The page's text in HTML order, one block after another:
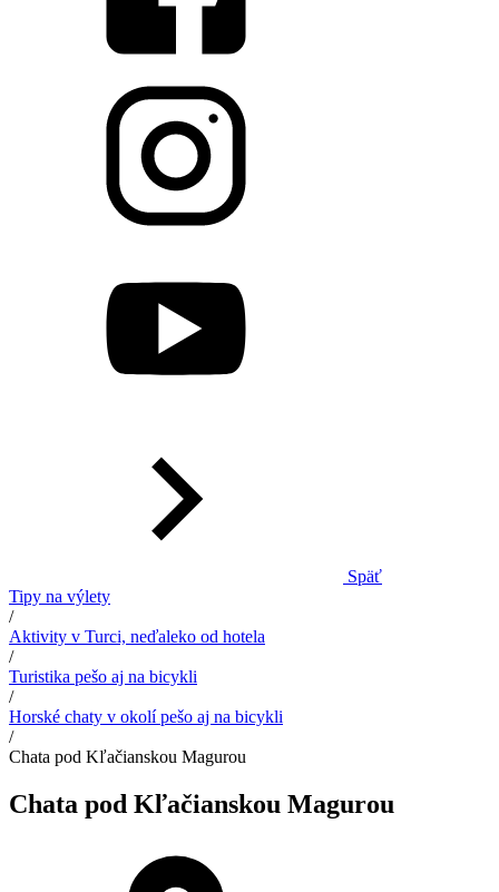
Späť
Tipy na výlety
/
Aktivity v Turci, neďaleko od hotela
/
Turistika pešo aj na bicykli
/
Horské chaty v okolí pešo aj na bicykli
/
Chata pod Kľačianskou Magurou
Chata pod Kľačianskou Magurou